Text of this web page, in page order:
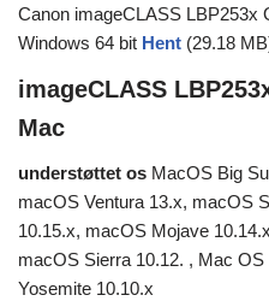
Canon imageCLASS LBP253x
Windows 64 bit Hent (29.18
imageCLASS
Mac
understøttet os MacOS Big
macOS Ventura 13.x, macOS
10.15.x, macOS Mojave
macOS Sierra 10.12. , Mac
Yosemite 10.10.x